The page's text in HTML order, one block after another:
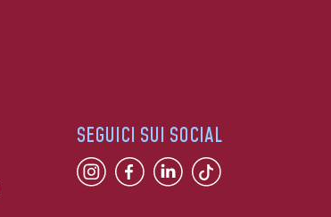
SEGUICI SUI SOCIAL